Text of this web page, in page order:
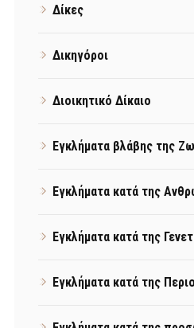
Δίκες
Δικηγόροι
Διοικητικό Δίκαιο
Εγκλήματα βλάβης της
Εγκλήματα κατά της
Εγκλήματα κατά της
Εγκλήματα κατά της